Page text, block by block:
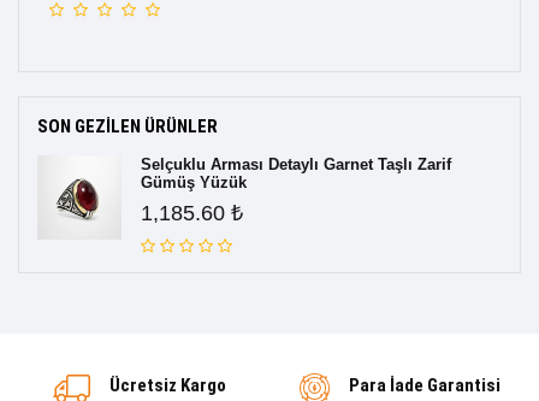
SON GEZILEN ÜRÜNLER
Selçuklu Arması Detaylı Garnet Taşlı Zarif
Gümüş Yüzük
1,185.60 ₺
Ücretsiz Kargo Para İade Garantisi